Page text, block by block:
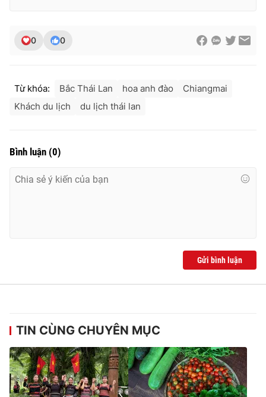
0 0
Từ khóa: Bắc Thái Lan hoa anh đào
Chiangmai
Khách du lịch
du lịch thái lan
Bình luận (0)
Gửi bình luận
TIN CÙNG CHUYÊN MỤC